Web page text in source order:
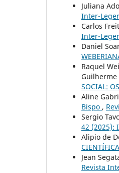
Juliana
Inter-
Carlos
Inter-
Daniel
Raquel
Guilherme
SOCIAL:
Aline
Bispo ,
Sergio
42 (2025):
Alipio de
Jean
Revista